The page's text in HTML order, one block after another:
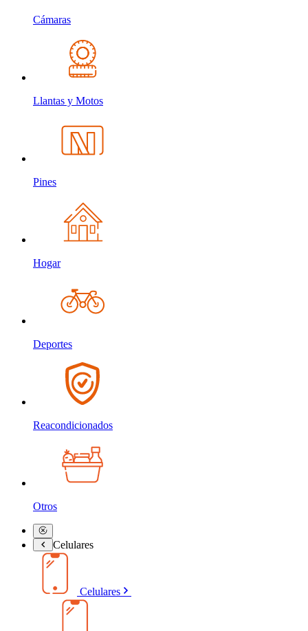
Cámaras
Llantas y Motos
Pines
Hogar
Deportes
Reacondicionados
Otros
Celulares
Celulares